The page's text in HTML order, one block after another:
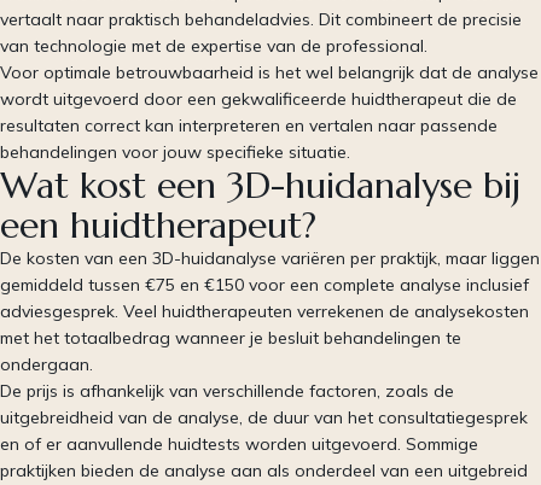
vertaalt naar praktisch behandeladvies. Dit combineert de precisie
van technologie met de expertise van de professional.
Voor optimale betrouwbaarheid is het wel belangrijk dat de analyse
wordt uitgevoerd door een gekwalificeerde huidtherapeut die de
resultaten correct kan interpreteren en vertalen naar passende
behandelingen voor jouw specifieke situatie.
Wat kost een 3D-huidanalyse bij
een huidtherapeut?
De kosten van een 3D-huidanalyse variëren per praktijk, maar liggen
gemiddeld tussen €75 en €150 voor een complete analyse inclusief
adviesgesprek. Veel huidtherapeuten verrekenen de analysekosten
met het totaalbedrag wanneer je besluit behandelingen te
ondergaan.
De prijs is afhankelijk van verschillende factoren, zoals de
uitgebreidheid van de analyse, de duur van het consultatiegesprek
en of er aanvullende huidtests worden uitgevoerd. Sommige
praktijken bieden de analyse aan als onderdeel van een uitgebreid